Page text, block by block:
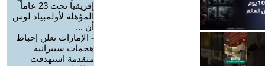
إفريقيا تحت 23 عاماً
المؤهلة لأولمبياد لوس
أن ...
- الإمارات تعلن إحباط
هجمات سيبرانية
متقدمة استهدفت